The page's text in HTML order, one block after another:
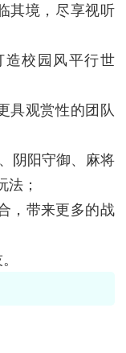
其境，尽享视听
校园风平行世
具观赏性的团队
阴阳守御、麻将
；
，带来更多的战